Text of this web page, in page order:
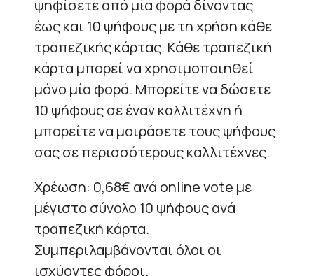
ψηφίσετε από μία φορά δίνοντας
έως και 10 ψήφους με τη χρήση κάθε
τραπεζικής κάρτας. Κάθε τραπεζική
κάρτα μπορεί να χρησιμοποιηθεί
μόνο μία φορά. Μπορείτε να δώσετε
10 ψήφους σε έναν καλλιτέχνη ή
μπορείτε να μοιράσετε τους ψήφους
σας σε περισσότερους καλλιτέχνες.
Χρέωση: 0,68€ ανά online vote με
μέγιστο σύνολο 10 ψήφους ανά
τραπεζική κάρτα.
Συμπεριλαμβάνονται όλοι οι
ισχύοντες φόροι.